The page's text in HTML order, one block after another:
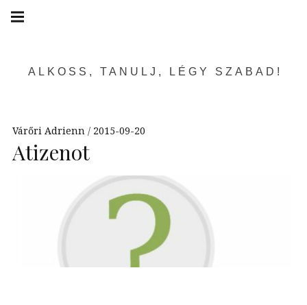
Skip
ALKOSS, TANULJ, LÉGY SZABAD!
navigation
Várőri Adrienn 2015-09-20
Atizenot